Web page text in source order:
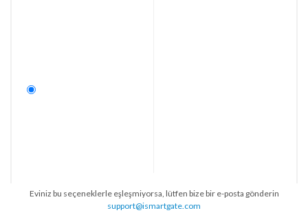
Eviniz bu seçeneklerle eşleşmiyorsa, lütfen bize bir e-posta gönderin
support@ismartgate.com